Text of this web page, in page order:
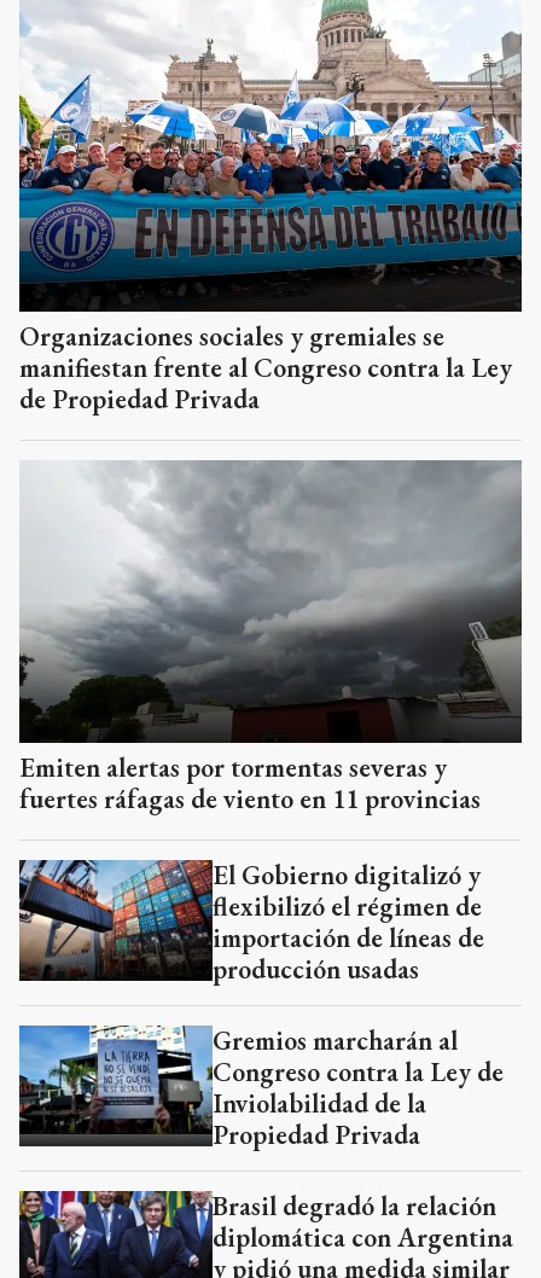
Organizaciones sociales y gremiales se
manifiestan frente al Congreso contra la Ley
de Propiedad Privada
Emiten alertas por tormentas severas y
fuertes ráfagas de viento en 11 provincias
El Gobierno digitalizó y
flexibilizó el régimen de
importación de líneas de
producción usadas
Gremios marcharán al
Congreso contra la Ley de
Inviolabilidad de la
Propiedad Privada
Brasil degradó la relación
diplomática con Argentina
y pidió una medida similar